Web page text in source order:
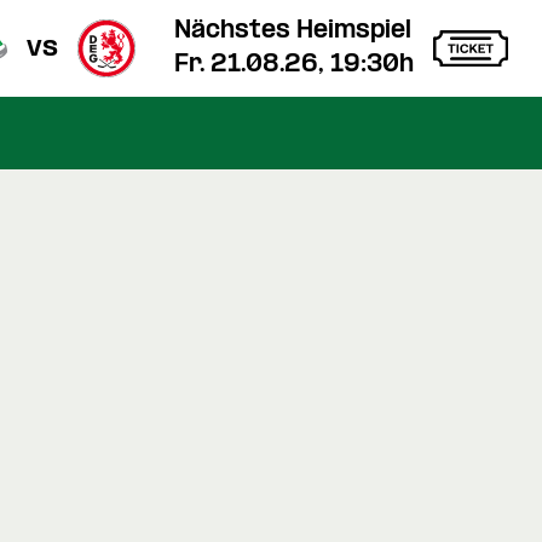
vs
Nächstes Heimspiel
Fr. 21.08.26, 19:30h